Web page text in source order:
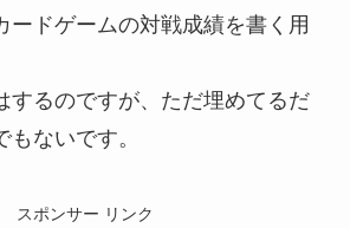
ードゲームの対戦成績を書く用
するのですが、ただ埋めてるだ
ないです。
スポンサー リンク